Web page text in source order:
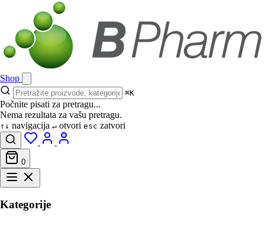
Shop
⌘K
Počnite pisati za pretragu...
Nema rezultata za vašu pretragu.
↑↓ navigacija ↵ otvori esc zatvori
0
Kategorije